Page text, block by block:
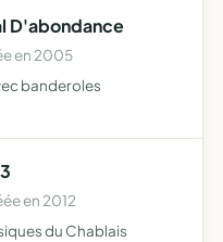
D'abondance
en 2005
banderoles
en 2012
du Chablais